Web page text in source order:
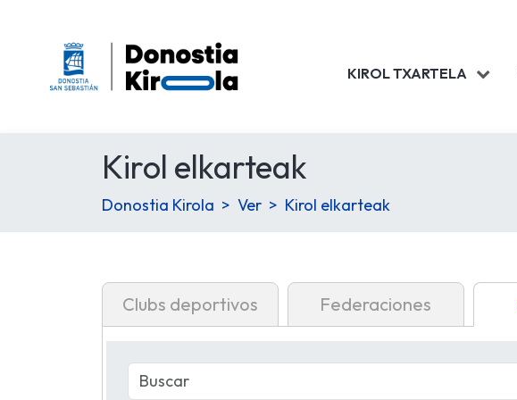
KIROL TXARTELA
Kirol elkarteak
Donostia Kirola Ver Kirol elkarteak
Clubs deportivos Federaciones